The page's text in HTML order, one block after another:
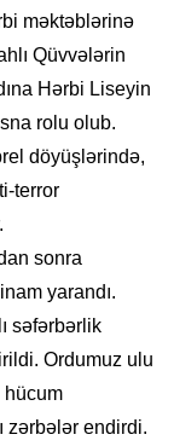
məktəblərinə
Qüvvələrin
Hərbi Liseyin
rolu olub.
döyüşlərində,
terror
sonra
yarandı.
səfərbərlik
Ordumuz ulu
hücum
zərbələr endirdi.